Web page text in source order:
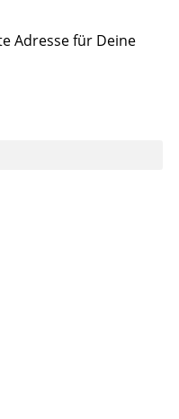
Adresse für Deine